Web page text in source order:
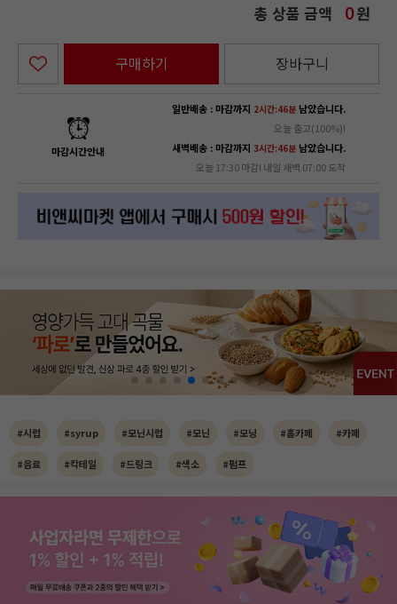
총 상품 금액 0원
구매하기 장바구니
마감시간안내
일반배송 : 마감까지 2시간:46분남았습니다.
오늘 출고(100%)!
새벽배송 : 마감까지 3시간:46분남았습니다.
오늘 17:30 마감! 내일 새벽 07:00 도착
#시럽 #syrup #모닌시럽 #모닌 #모닝 #홈카페 #카페
#음료 #칵테일 #드링크 #색소 #펌프